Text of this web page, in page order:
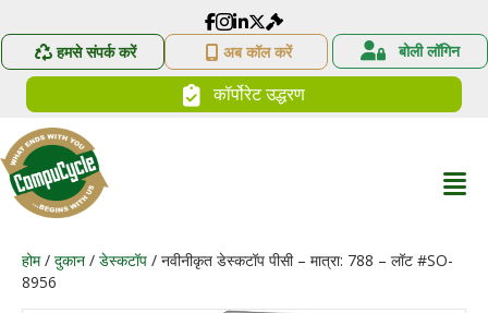
CompuCycle का फेसबुक लिंक
CompuCycle का इंस्टाग्राम लिंक
लिंक्डइन कंप्यूसाइकल प्रोफ़ाइल
हमसे संपर्क करें अब कॉल करें बोली लॉगिन
कॉर्पोरेट उद्धरण
होम/ दुकान / डेस्कटॉप / नवीनीकृत डेस्कटॉप पीसी – मात्रा: 788 – लॉट #SO-
8956